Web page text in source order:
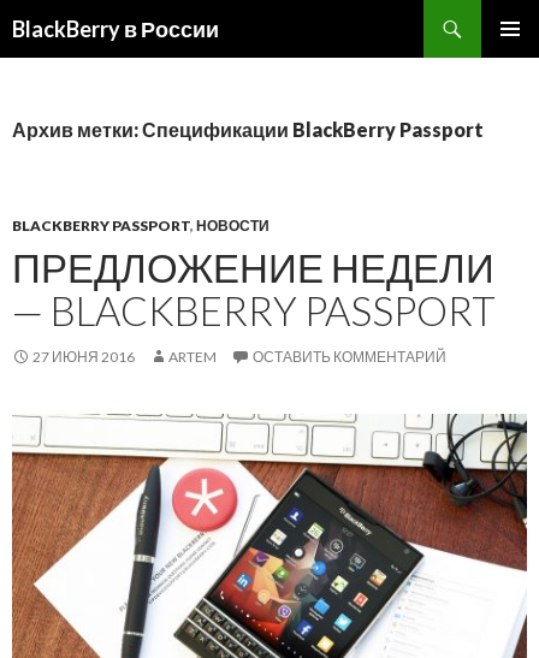
BlackBerry в России
Архив метки: Спецификации BlackBerry Passport
BLACKBERRY PASSPORT, НОВОСТИ
ПРЕДЛОЖЕНИЕ НЕДЕЛИ
— BLACKBERRY PASSPORT
27 ИЮНЯ 2016 ARTEM ОСТАВИТЬ КОММЕНТАРИЙ